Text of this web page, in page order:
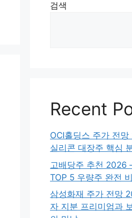
검색
Recent
OCI홀딩스 주가 전
실리콘 대장주 핵심
고배당주 추천 2026
TOP 5 우량주 완전
삼성화재 주가 전망
자 지분 프리미엄과